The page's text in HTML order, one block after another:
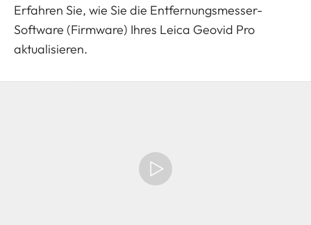
Erfahren Sie, wie Sie die Entfernungsmesser-
Software (Firmware) Ihres Leica Geovid Pro
aktualisieren.